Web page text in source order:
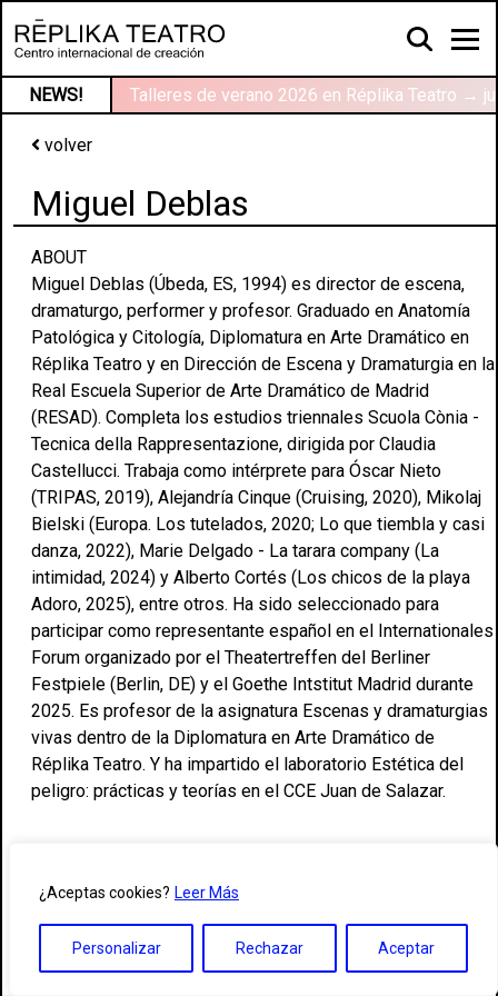
¿Aceptas cookies? Leer Más
Personalizar Rechazar Aceptar
NEWS! Talleres de verano 2026 en Réplika Teatro →
volver
Miguel Deblas
ABOUT
Miguel Deblas (Úbeda, ES, 1994) es director de escena,
dramaturgo, performer y profesor. Graduado en Anatomía
Patológica y Citología, Diplomatura en Arte Dramático en
Réplika Teatro y en Dirección de Escena y Dramaturgia en la
Real Escuela Superior de Arte Dramático de Madrid
(RESAD). Completa los estudios triennales Scuola Cònia -
Tecnica della Rappresentazione, dirigida por Claudia
Castellucci. Trabaja como intérprete para Óscar Nieto
(TRIPAS, 2019), Alejandría Cinque (Cruising, 2020), Mikolaj
Bielski (Europa. Los tutelados, 2020; Lo que tiembla y casi
danza, 2022), Marie Delgado - La tarara company (La
intimidad, 2024) y Alberto Cortés (Los chicos de la playa
Adoro, 2025), entre otros. Ha sido seleccionado para
participar como representante español en el Internationales
Forum organizado por el Theatertreffen del Berliner
Festpiele (Berlin, DE) y el Goethe Intstitut Madrid durante
2025. Es profesor de la asignatura Escenas y dramaturgias
vivas dentro de la Diplomatura en Arte Dramático de
Réplika Teatro. Y ha impartido el laboratorio Estética del
peligro: prácticas y teorías en el CCE Juan de Salazar.
ASIGNATURAS IMPARTIDAS
Escenas y dramaturgias vivas I y II DIPLOMATURA